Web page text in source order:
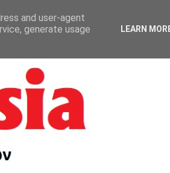
and user-agent
generate usage
LEARN